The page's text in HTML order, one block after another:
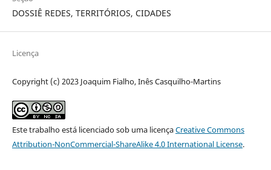
DOSSIÊ REDES, TERRITÓRIOS, CIDADES
Licença
Copyright (c) 2023 Joaquim Fialho, Inês Casquilho-Martins
Este trabalho está licenciado sob uma licençaCreative Commons
Attribution-NonCommercial-ShareAlike 4.0 International License.